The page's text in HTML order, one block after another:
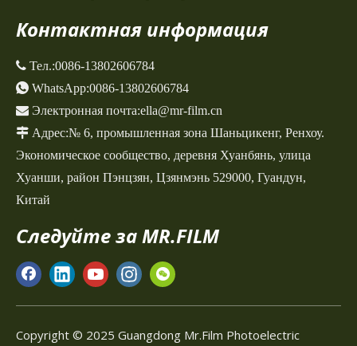
Контактная информация
 Тел.:0086-13802606784
 WhatsApp:0086-13802606784
 Электронная почта:ella@mr-film.cn
 Адрес:№ 6, промышленная зона Шаньцикенг, Ренхоу.
Экономическое сообщество, деревня Хуанбянь, улица
Хуанши, район Пэнцзян, Цзянмэнь 529000, Гуандун,
Китай
Следуйте за MR.FILM
Copyright © 2025 Guangdong Mr.Film Photoelectric